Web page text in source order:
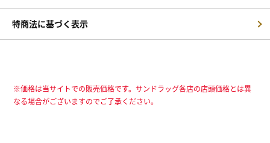
特商法に基づく表示
※価格は当サイトでの販売価格です。サンドラッグ各店の店頭価格とは異
なる場合がございますのでご了承ください。